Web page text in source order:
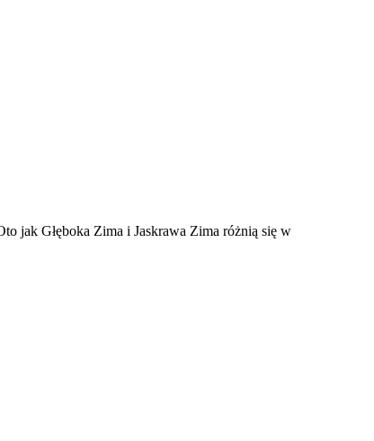
jak Głęboka Zima i Jaskrawa Zima różnią się w